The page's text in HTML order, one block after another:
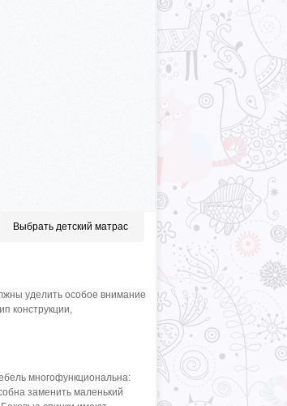
Выбрать детский матрас
уделить особое внимание
конструкции,
многофункциональна:
заменить маленький